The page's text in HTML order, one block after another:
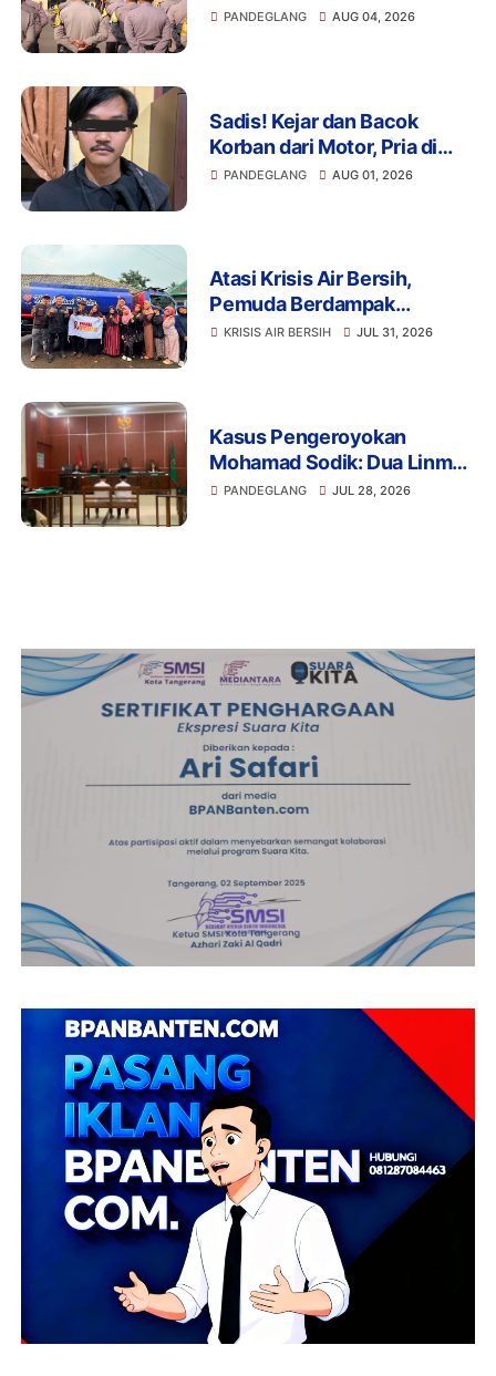
Bencana dan Karhutla,
PANDEGLANG AUG 04, 2026
Sadis! Kejar dan Bacok
Korban dari Motor, Pria di
Pandeglang Diciduk Polisi
PANDEGLANG AUG 01, 2026
Atasi Krisis Air Bersih,
Pemuda Berdampak
Kerahkan 4 Tangki Air untuk
KRISIS AIR BERSIH JUL 31, 2026
Kasus Pengeroyokan
Mohamad Sodik: Dua Linmas
Pandeglang Diganjar 5 Bulan
PANDEGLANG JUL 28, 2026